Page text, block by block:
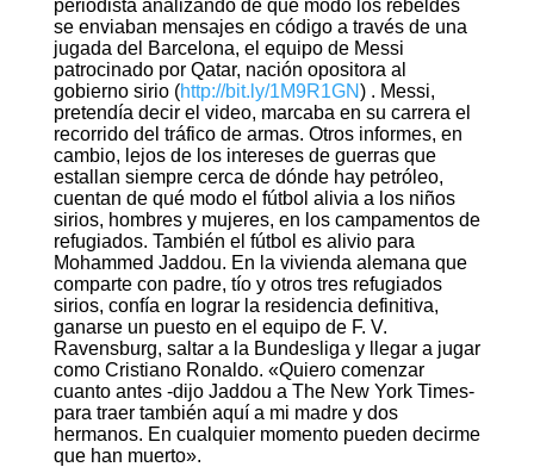
periodista analizando de qué modo los rebeldes
se enviaban mensajes en código a través de una
jugada del Barcelona, el equipo de Messi
patrocinado por Qatar, nación opositora al
gobierno sirio (http://bit.ly/1M9R1GN) . Messi,
pretendía decir el video, marcaba en su carrera el
recorrido del tráfico de armas. Otros informes, en
cambio, lejos de los intereses de guerras que
estallan siempre cerca de dónde hay petróleo,
cuentan de qué modo el fútbol alivia a los niños
sirios, hombres y mujeres, en los campamentos de
refugiados. También el fútbol es alivio para
Mohammed Jaddou. En la vivienda alemana que
comparte con padre, tío y otros tres refugiados
sirios, confía en lograr la residencia definitiva,
ganarse un puesto en el equipo de F. V.
Ravensburg, saltar a la Bundesliga y llegar a jugar
como Cristiano Ronaldo. «Quiero comenzar
cuanto antes -dijo Jaddou a The New York Times-
para traer también aquí a mi madre y dos
hermanos. En cualquier momento pueden decirme
que han muerto».